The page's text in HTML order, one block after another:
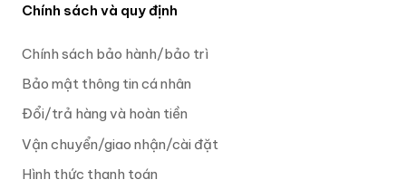
Chính sách và quy định
Chính sách bảo hành/bảo trì
Bảo mật thông tin cá nhân
Đổi/trả hàng và hoàn tiền
Vận chuyển/giao nhận/cài đặt
Hình thức thanh toán